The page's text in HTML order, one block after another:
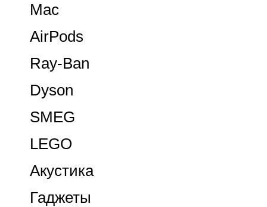
Гаджеты
Акустика
Dyson
AirPods
Ray-Ban
LEGO
SMEG
Mac